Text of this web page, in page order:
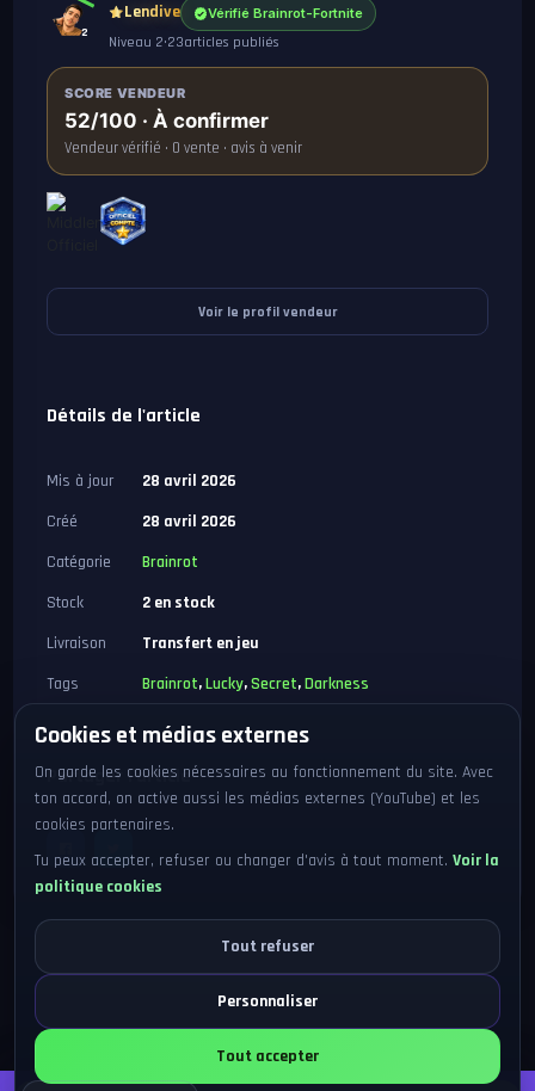
Cookies et médias externes
On garde les cookies nécessaires au fonctionnement du site. Avec
ton accord, on active aussi les médias externes (YouTube) et les
cookies partenaires.
Tu peux accepter, refuser ou changer d'avis à tout moment. Voir la
politique cookies
Tout refuser
Personnaliser
Tout accepter
2
Lendive Vérifié Brainrot-Fortnite
Niveau 2•23articles publiés
SCORE VENDEUR
52/100 · À confirmer
Vendeur vérifié · 0 vente · avis à venir
Voir le profil vendeur
Détails de l'article
Mis à jour
28 avril 2026
Créé
28 avril 2026
Catégorie
Brainrot
Stock
2 en stock
Livraison
Transfert en jeu
Tags
Brainrot,Lucky,Secret,Darkness
Partager l'article
Prix